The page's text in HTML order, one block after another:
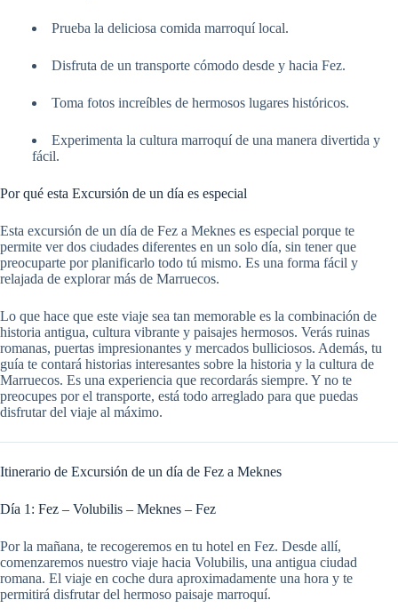
Prueba la deliciosa comida marroquí local.
Disfruta de un transporte cómodo desde y hacia Fez.
Toma fotos increíbles de hermosos lugares históricos.
Experimenta la cultura marroquí de una manera divertida y
fácil.
Por qué esta Excursión de un día es especial
Esta excursión de un día de Fez a Meknes es especial porque te
permite ver dos ciudades diferentes en un solo día, sin tener que
preocuparte por planificarlo todo tú mismo. Es una forma fácil y
relajada de explorar más de Marruecos.
Lo que hace que este viaje sea tan memorable es la combinación de
historia antigua, cultura vibrante y paisajes hermosos. Verás ruinas
romanas, puertas impresionantes y mercados bulliciosos. Además, tu
guía te contará historias interesantes sobre la historia y la cultura de
Marruecos. Es una experiencia que recordarás siempre. Y no te
preocupes por el transporte, está todo arreglado para que puedas
disfrutar del viaje al máximo.
Itinerario de Excursión de un día de Fez a Meknes
Día 1: Fez – Volubilis – Meknes – Fez
Por la mañana, te recogeremos en tu hotel en Fez. Desde allí,
comenzaremos nuestro viaje hacia Volubilis, una antigua ciudad
romana. El viaje en coche dura aproximadamente una hora y te
permitirá disfrutar del hermoso paisaje marroquí.